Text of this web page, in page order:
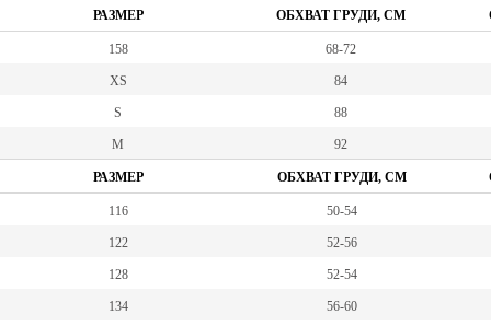
РАЗМЕР ОБХВАТ ГРУДИ, СМ
158 68-72
XS 84
S 88
M 92
РАЗМЕР ОБХВАТ ГРУДИ, СМ
116 50-54
122 52-56
128 52-54
134 56-60